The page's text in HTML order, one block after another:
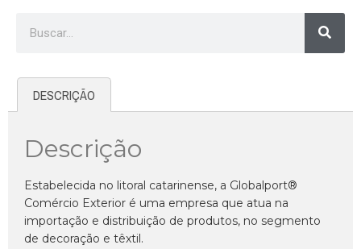
DESCRIÇÃO
Descrição
Estabelecida no litoral catarinense, a Globalport®
Comércio Exterior é uma empresa que atua na
importação e distribuição de produtos, no segmento
de decoração e têxtil.